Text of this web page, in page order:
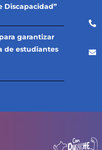
Discapacidad”
garantizar
de estudiantes